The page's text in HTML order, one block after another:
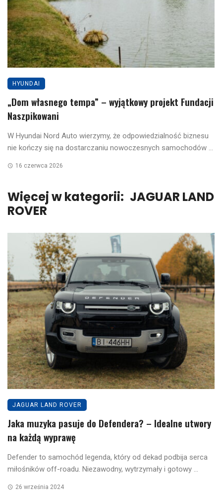
HYUNDAI
„Dom własnego tempa” – wyjątkowy projekt Fundacji
Naszpikowani
W Hyundai Nord Auto wierzymy, że odpowiedzialność biznesu
nie kończy się na dostarczaniu nowoczesnych samochodów ...
16 czerwca 2026
Więcej w kategorii: JAGUAR LAND
ROVER
JAGUAR LAND ROVER
Jaka muzyka pasuje do Defendera? – Idealne utwory
na każdą wyprawę
Defender to samochód legenda, który od dekad podbija serca
miłośników off-roadu. Niezawodny, wytrzymały i gotowy ...
26 września 2024